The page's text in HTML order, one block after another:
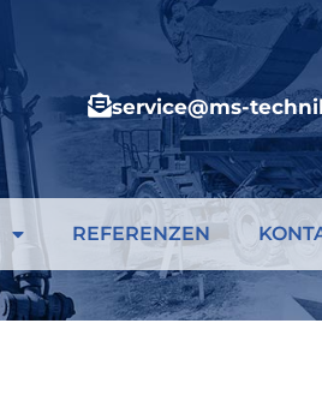
service@ms-
REFERENZEN